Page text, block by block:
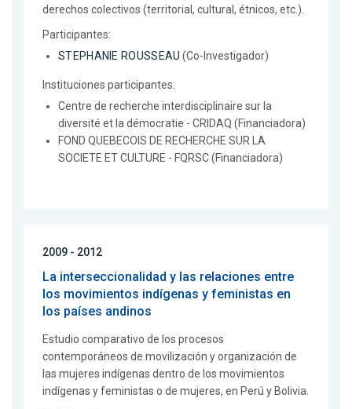
derechos colectivos (territorial, cultural, étnicos, etc.).
Participantes:
STEPHANIE ROUSSEAU (Co-Investigador)
Instituciones participantes:
Centre de recherche interdisciplinaire sur la
diversité et la démocratie - CRIDAQ (Financiadora)
FOND QUEBECOIS DE RECHERCHE SUR LA
SOCIETE ET CULTURE - FQRSC (Financiadora)
2009 - 2012
La interseccionalidad y las relaciones entre
los movimientos indígenas y feministas en
los países andinos
Estudio comparativo de los procesos
contemporáneos de movilización y organización de
las mujeres indígenas dentro de los movimientos
indígenas y feministas o de mujeres, en Perú y Bolivia.